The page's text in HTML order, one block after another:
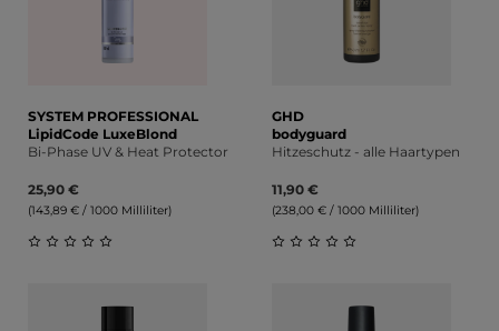
SYSTEM PROFESSIONAL
LipidCode LuxeBlond
Bi-Phase UV & Heat Protector
25,90 €
(143,89 € / 1000 Milliliter)
GHD
bodyguard
Hitzeschutz - alle Haartypen
11,90 €
(238,00 € / 1000 Milliliter)